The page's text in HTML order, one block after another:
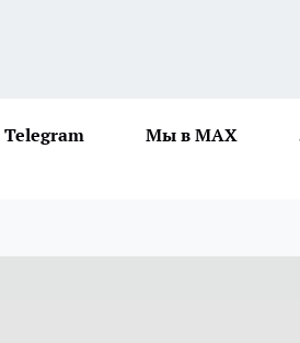
Мы в MAX